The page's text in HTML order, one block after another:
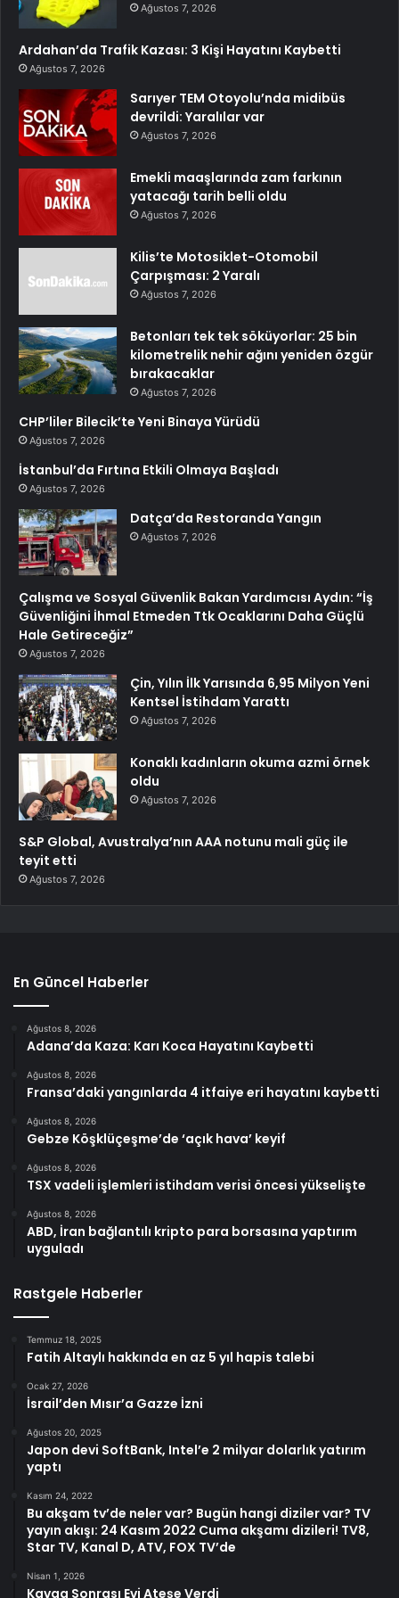
Ağustos 7, 2026
Ardahan’da Trafik Kazası: 3 Kişi Hayatını Kaybetti
Ağustos 7, 2026
Sarıyer TEM Otoyolu’nda midibüs
devrildi: Yaralılar var
Ağustos 7, 2026
Emekli maaşlarında zam farkının
yatacağı tarih belli oldu
Ağustos 7, 2026
Kilis’te Motosiklet-Otomobil
Çarpışması: 2 Yaralı
Ağustos 7, 2026
Betonları tek tek söküyorlar: 25 bin
kilometrelik nehir ağını yeniden özgür
bırakacaklar
Ağustos 7, 2026
CHP’liler Bilecik’te Yeni Binaya Yürüdü
Ağustos 7, 2026
İstanbul’da Fırtına Etkili Olmaya Başladı
Ağustos 7, 2026
Datça’da Restoranda Yangın
Ağustos 7, 2026
Çalışma ve Sosyal Güvenlik Bakan Yardımcısı Aydın: “İş
Güvenliğini İhmal Etmeden Ttk Ocaklarını Daha Güçlü
Hale Getireceğiz”
Ağustos 7, 2026
Çin, Yılın İlk Yarısında 6,95 Milyon Yeni
Kentsel İstihdam Yarattı
Ağustos 7, 2026
Konaklı kadınların okuma azmi örnek
oldu
Ağustos 7, 2026
S&P Global, Avustralya’nın AAA notunu mali güç ile
teyit etti
Ağustos 7, 2026
En Güncel Haberler
Ağustos 8, 2026
Adana’da Kaza: Karı Koca Hayatını Kaybetti
Ağustos 8, 2026
Fransa’daki yangınlarda 4 itfaiye eri hayatını kaybetti
Ağustos 8, 2026
Gebze Köşklüçeşme’de ‘açık hava’ keyif
Ağustos 8, 2026
TSX vadeli işlemleri istihdam verisi öncesi yükselişte
Ağustos 8, 2026
ABD, İran bağlantılı kripto para borsasına yaptırım
uyguladı
Rastgele Haberler
Temmuz 18, 2025
Fatih Altaylı hakkında en az 5 yıl hapis talebi
Ocak 27, 2026
İsrail’den Mısır’a Gazze İzni
Ağustos 20, 2025
Japon devi SoftBank, Intel’e 2 milyar dolarlık yatırım
yaptı
Kasım 24, 2022
Bu akşam tv’de neler var? Bugün hangi diziler var? TV
yayın akışı: 24 Kasım 2022 Cuma akşamı dizileri! TV8,
Star TV, Kanal D, ATV, FOX TV’de
Nisan 1, 2026
Kavga Sonrası Evi Ateşe Verdi